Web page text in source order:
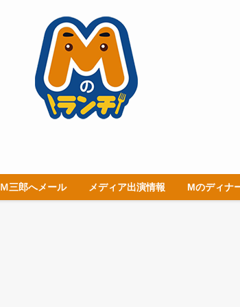
Ｍ三郎へメール メディア出演情報 Mのディナ